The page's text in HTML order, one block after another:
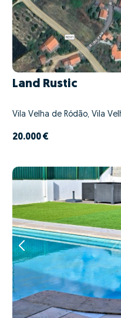
Land Rustic
Vila Velha de Ródão, Vila
20.000 €